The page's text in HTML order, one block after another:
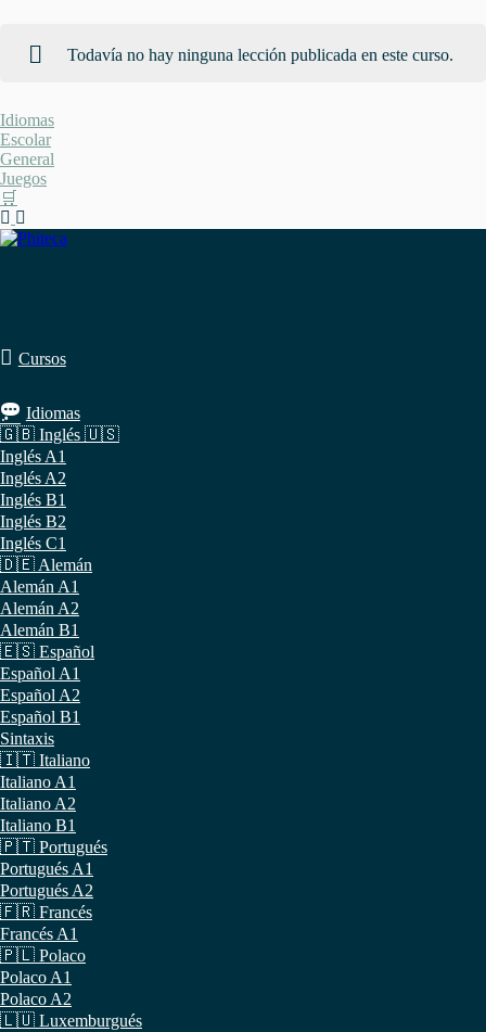
Todavía no hay ninguna lección publicada en este curso.
Saltar
al
contenido
Idiomas
Escolar
General
Juegos
🛒
Cursos
Idiomas
🇬🇧 Inglés 🇺🇸
Inglés A1
Inglés A2
Inglés B1
Inglés B2
Inglés C1
🇩🇪 Alemán
Alemán A1
Alemán A2
Alemán B1
🇪🇸 Español
Español A1
Español A2
Español B1
Sintaxis
🇮🇹 Italiano
Italiano A1
Italiano A2
Italiano B1
🇵🇹 Portugués
Portugués A1
Portugués A2
🇫🇷 Francés
Francés A1
🇵🇱 Polaco
Polaco A1
Polaco A2
🇱🇺 Luxemburgués